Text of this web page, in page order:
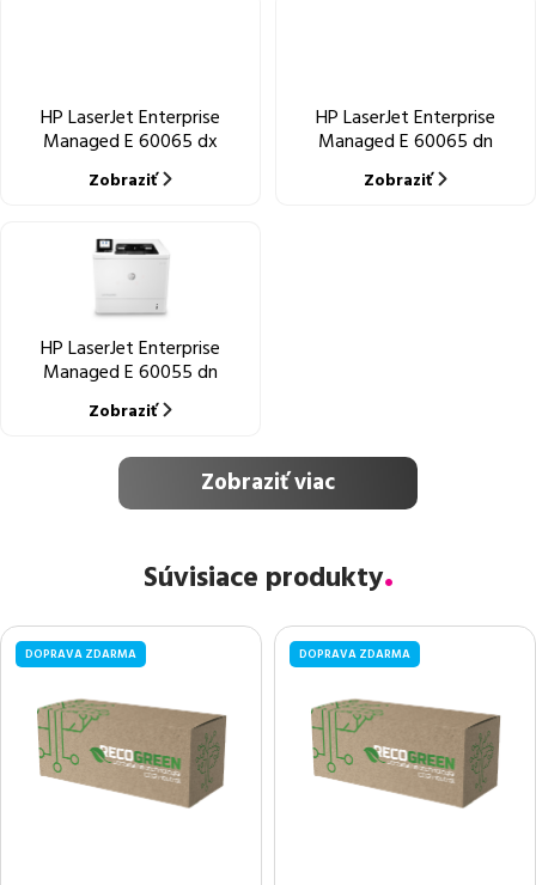
HP LaserJet Enterprise
Managed E 60065 dx
Zobraziť
HP LaserJet Enterprise
Managed E 60065 dn
Zobraziť
HP LaserJet Enterprise
Managed E 60055 dn
Zobraziť
Zobraziť viac
Súvisiace produkty
DOPRAVA ZDARMA DOPRAVA ZDARMA